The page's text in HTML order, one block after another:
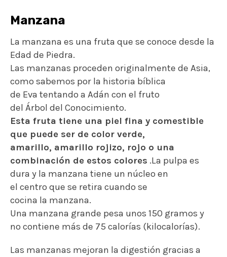
Manzana
La manzana es una fruta que se conoce desde la
Edad de Piedra.
Las manzanas proceden originalmente de Asia,
como sabemos por la historia bíblica
de Eva tentando a Adán con el fruto
del Árbol del Conocimiento.
Esta fruta tiene una piel fina y comestible
que puede ser de color verde,
amarillo, amarillo rojizo, rojo o una
combinación de estos colores .La pulpa es
dura y la manzana tiene un núcleo en
el centro que se retira cuando se
cocina la manzana.
Una manzana grande pesa unos 150 gramos y
no contiene más de 75 calorías (kilocalorías).
Las manzanas mejoran la digestión gracias a